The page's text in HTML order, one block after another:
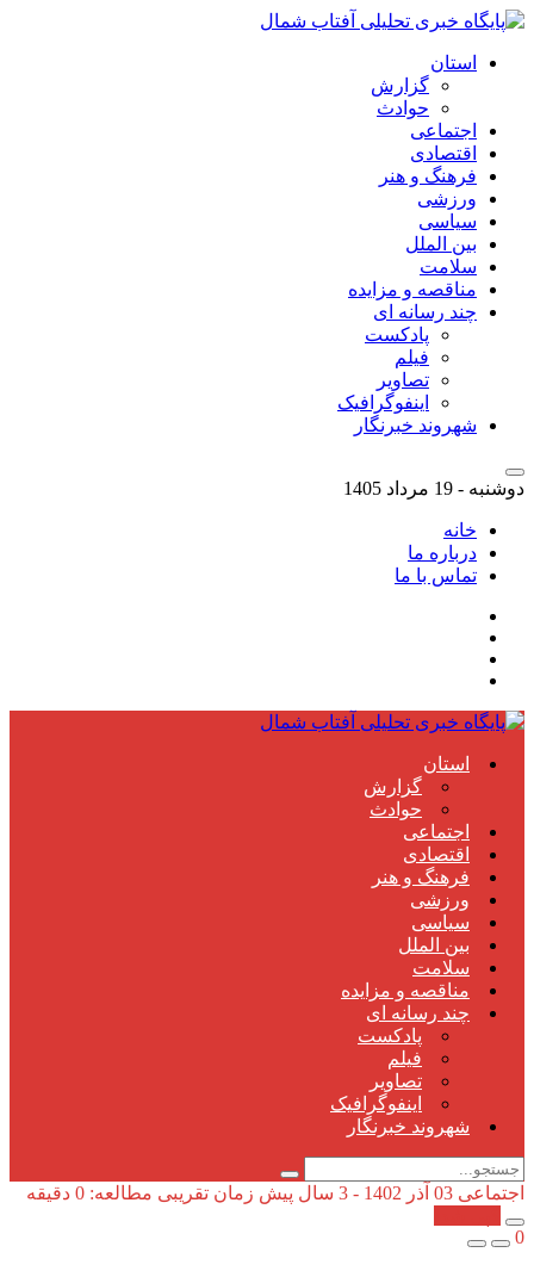
استان
گزارش
حوادث
اجتماعی
اقتصادی
فرهنگ و هنر
ورزشی
سیاسی
بین الملل
سلامت
مناقصه و مزایده
چند رسانه ای
پادکست
فیلم
تصاویر
اینفوگرافیک
شهروند خبرنگار
دوشنبه - 19 مرداد 1405
خانه
درباره ما
تماس با ما
استان
گزارش
حوادث
اجتماعی
اقتصادی
فرهنگ و هنر
ورزشی
سیاسی
بین الملل
سلامت
مناقصه و مزایده
چند رسانه ای
پادکست
فیلم
تصاویر
اینفوگرافیک
شهروند خبرنگار
اجتماعی 03 آذر 1402 - 3 سال پیش
زمان تقریبی مطالعه: 0 دقیقه
0